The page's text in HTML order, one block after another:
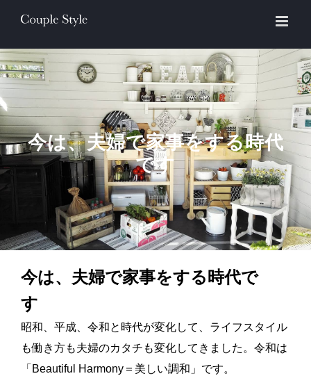
content
今は、夫婦で家事をする時代
です
今は、夫婦で家事をする時代で
す
昭和、平成、令和と時代が変化して、ライフスタイル
も働き方も夫婦のカタチも変化してきました。令和は
「 Beautiful Harmony＝美しい調和」です。